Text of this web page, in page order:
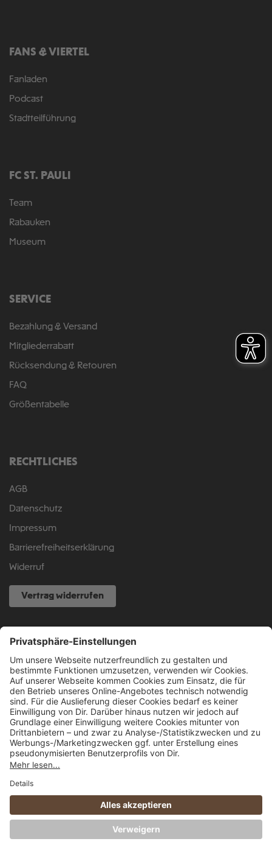
FANS & VIERTEL
Fanladen
Podcast
Stadtteilführung
FC ST. PAULI
Team
Rabauken
Museum
SERVICE
Bezahlung & Versand
Mitgliederrabatt
Rücksendung & Retouren
FAQ
Größentabelle
RECHTLICHES
AGB
Datenschutz
Impressum
Barrierefreiheitserklärung
Widerruf
Vertrag widerrufen
NOCH FRAGEN?
040 317 874 888
info@fcsp-shop.com
Nachnahmegebühren, wenn nicht anders angegeben.